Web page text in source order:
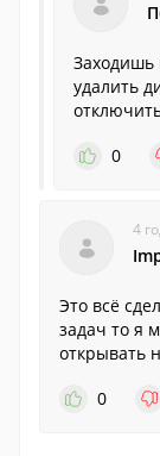
Заходишь
удалить
0
4
Это всё
задач то я
открывать
0